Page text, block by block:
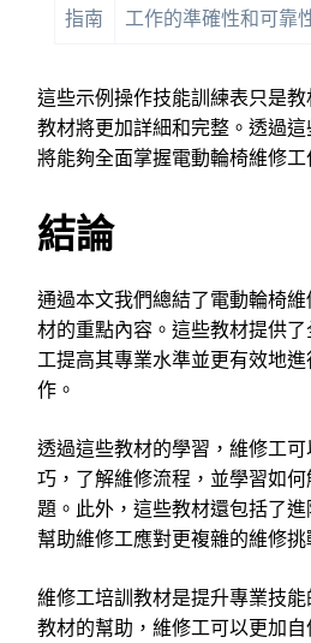
指南
工作的準確性和可靠
這些示例操作技能訓練表只是
教材將更加詳細和完整。透過
將能夠全面掌握電動輪椅維修工
結論
通過本文我們總結了電動輪椅
材的重點內容。這些教材提供
工提高其專業水準並更有效地
作。
透過這些教材的學習，維修工
巧，了解維修流程，並學習如
題。此外，這些教材還包括了進
幫助維修工應對更複雜的維修挑
維修工培訓教材是提升專業技
教材的幫助，維修工可以更加